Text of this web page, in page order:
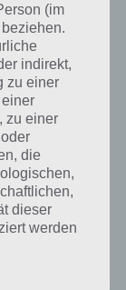
mit bis zu
die Kundschaft
bestimmte
iPhone und
Play Store
für Android
Mit 4,1
sehr gut an,
(im
indirekt,
zu einer
zu einer
die
dieser
werden